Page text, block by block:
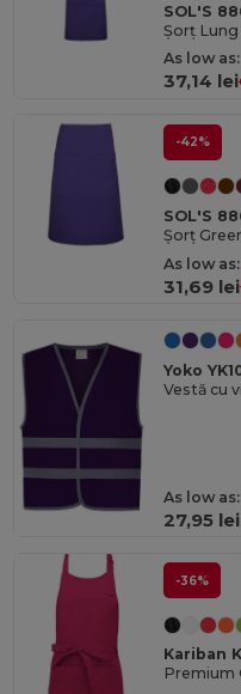
SOL'S
Șorț Lung
As low as:
37,14 lei
-42%
SOL'S
Șorț
As low as:
31,69 lei
Yoko
Vestă cu
As low as:
27,95 lei
-36%
Kariban